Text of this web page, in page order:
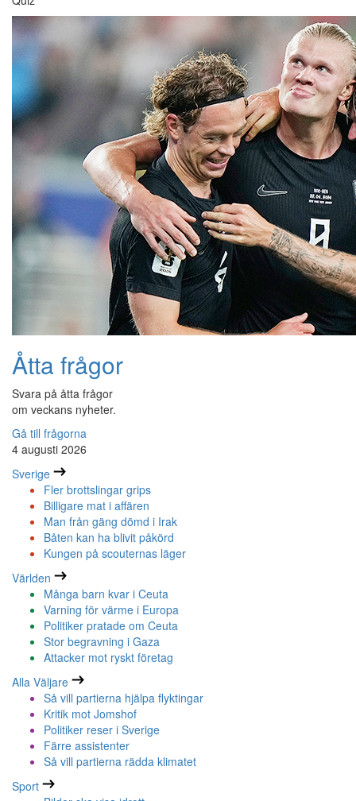
Åtta frågor
Svara på åtta frågor
om veckans nyheter.
Gå till frågorna
4 augusti 2026
Sverige
Fler brottslingar grips
Billigare mat i affären
Man från gäng dömd i Irak
Båten kan ha blivit påkörd
Kungen på scouternas läger
Världen
Många barn kvar i Ceuta
Varning för värme i Europa
Politiker pratade om Ceuta
Stor begravning i Gaza
Attacker mot ryskt företag
Alla Väljare
Så vill partierna hjälpa flyktingar
Kritik mot Jomshof
Politiker reser i Sverige
Färre assistenter
Så vill partierna rädda klimatet
Sport